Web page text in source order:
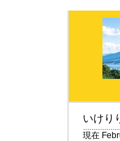
いけり
現在